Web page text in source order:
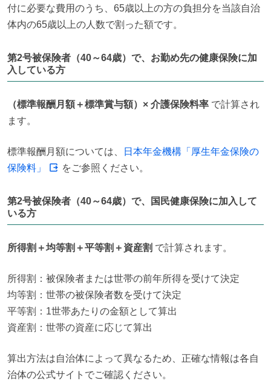
付に必要な費用のうち、65歳以上の方の負担分を当該自治
体内の65歳以上の人数で割った額です。
第2号被保険者（40～64歳）で、お勤め先の健康保険に加
入している方
（標準報酬月額＋標準賞与額）× 介護保険料率 で計算され
ます。
標準報酬月額については、
日本年金機構「厚生年金保険の
保険料」
をご参照ください。
第2号被保険者（40～64歳）で、国民健康保険に加入して
いる方
所得割＋均等割＋平等割＋資産割 で計算されます。
所得割：被保険者または世帯の前年所得を受けて決定
均等割：世帯の被保険者数を受けて決定
平等割：1世帯あたりの金額として算出
資産割：世帯の資産に応じて算出
算出方法は自治体によって異なるため、正確な情報は各自
治体の公式サイトでご確認ください。